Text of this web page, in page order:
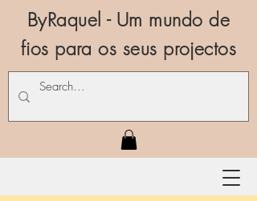
ByRaquel - Um mundo de
fios para os seus projectos